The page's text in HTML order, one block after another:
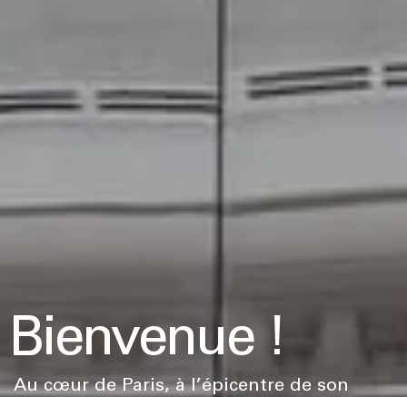
Bienvenue !
Au cœur de Paris, à l’épicentre de son